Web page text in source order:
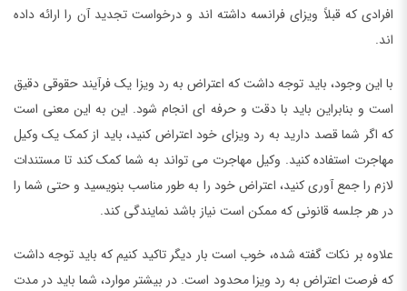
افرادی که قبلاً ویزای فرانسه داشته اند و درخواست تجدید آن را ارائه داده
اند.
با این وجود، باید توجه داشت که اعتراض به رد ویزا یک فرآیند حقوقی دقیق
است و بنابراین باید با دقت و حرفه ای انجام شود. این به این معنی است
که اگر شما قصد دارید به رد ویزای خود اعتراض کنید، باید از کمک یک وکیل
مهاجرت استفاده کنید. وکیل مهاجرت می تواند به شما کمک کند تا مستندات
لازم را جمع آوری کنید، اعتراض خود را به طور مناسب بنویسید و حتی شما را
در هر جلسه قانونی که ممکن است نیاز باشد نمایندگی کند.
علاوه بر نکات گفته شده، خوب است بار دیگر تاکید کنیم که باید توجه داشت
که فرصت اعتراض به رد ویزا محدود است. در بیشتر موارد، شما باید در مدت